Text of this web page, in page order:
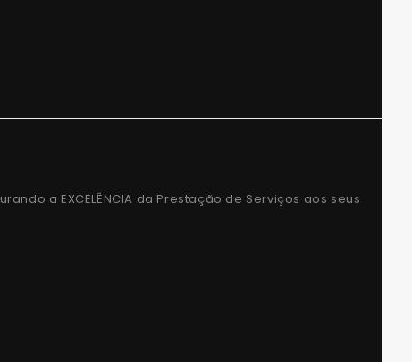
a EXCELÊNCIA da Prestação de Serviços aos seus